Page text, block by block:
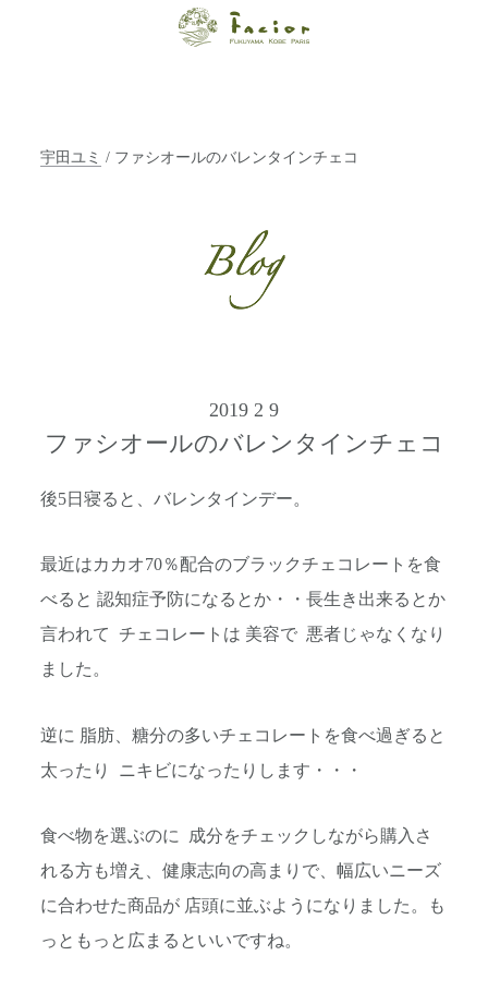
ン ファシオー
輝く美をトータ
ルでご提案しま
す。
宇田ユミ / ファシオールのバレンタインチェコ
2019 2 9
ファシオールのバレンタインチェコ
後5日寝ると、バレンタインデー。
最近はカカオ70％配合のブラックチェコレートを食
べると 認知症予防になるとか・・長生き出来るとか
言われて チェコレートは 美容で 悪者じゃなくなり
ました。
逆に 脂肪、糖分の多いチェコレートを食べ過ぎると
太ったり ニキビになったりします・・・
食べ物を選ぶのに 成分をチェックしながら購入さ
れる方も増え、健康志向の高まりで、幅広いニーズ
に合わせた商品が 店頭に並ぶようになりました。も
っともっと広まるといいですね。